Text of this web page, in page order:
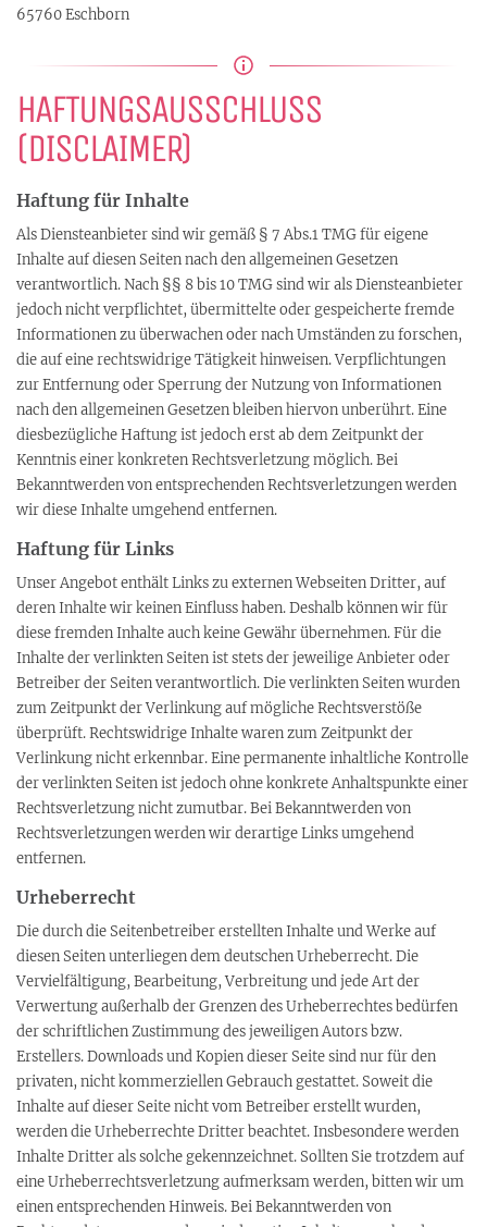
65760 Eschborn
HAFTUNGSAUSSCHLUSS
(DISCLAIMER)
Haftung für Inhalte
Als Diensteanbieter sind wir gemäß § 7 Abs.1 TMG für eigene
Inhalte auf diesen Seiten nach den allgemeinen Gesetzen
verantwortlich. Nach §§ 8 bis 10 TMG sind wir als Diensteanbieter
jedoch nicht verpflichtet, übermittelte oder gespeicherte fremde
Informationen zu überwachen oder nach Umständen zu forschen,
die auf eine rechtswidrige Tätigkeit hinweisen. Verpflichtungen
zur Entfernung oder Sperrung der Nutzung von Informationen
nach den allgemeinen Gesetzen bleiben hiervon unberührt. Eine
diesbezügliche Haftung ist jedoch erst ab dem Zeitpunkt der
Kenntnis einer konkreten Rechtsverletzung möglich. Bei
Bekanntwerden von entsprechenden Rechtsverletzungen werden
wir diese Inhalte umgehend entfernen.
Haftung für Links
Unser Angebot enthält Links zu externen Webseiten Dritter, auf
deren Inhalte wir keinen Einfluss haben. Deshalb können wir für
diese fremden Inhalte auch keine Gewähr übernehmen. Für die
Inhalte der verlinkten Seiten ist stets der jeweilige Anbieter oder
Betreiber der Seiten verantwortlich. Die verlinkten Seiten wurden
zum Zeitpunkt der Verlinkung auf mögliche Rechtsverstöße
überprüft. Rechtswidrige Inhalte waren zum Zeitpunkt der
Verlinkung nicht erkennbar. Eine permanente inhaltliche Kontrolle
der verlinkten Seiten ist jedoch ohne konkrete Anhaltspunkte einer
Rechtsverletzung nicht zumutbar. Bei Bekanntwerden von
Rechtsverletzungen werden wir derartige Links umgehend
entfernen.
Urheberrecht
Die durch die Seitenbetreiber erstellten Inhalte und Werke auf
diesen Seiten unterliegen dem deutschen Urheberrecht. Die
Vervielfältigung, Bearbeitung, Verbreitung und jede Art der
Verwertung außerhalb der Grenzen des Urheberrechtes bedürfen
der schriftlichen Zustimmung des jeweiligen Autors bzw.
Erstellers. Downloads und Kopien dieser Seite sind nur für den
privaten, nicht kommerziellen Gebrauch gestattet. Soweit die
Inhalte auf dieser Seite nicht vom Betreiber erstellt wurden,
werden die Urheberrechte Dritter beachtet. Insbesondere werden
Inhalte Dritter als solche gekennzeichnet. Sollten Sie trotzdem auf
eine Urheberrechtsverletzung aufmerksam werden, bitten wir um
einen entsprechenden Hinweis. Bei Bekanntwerden von